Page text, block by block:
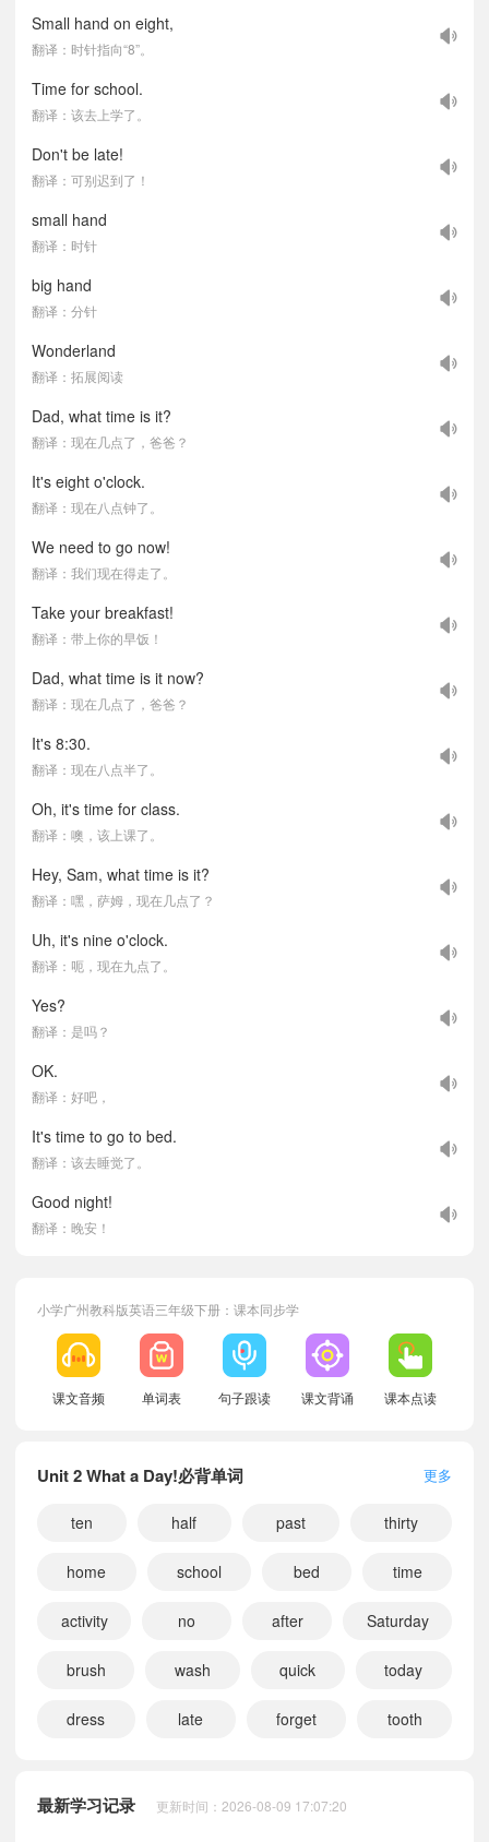
Small hand on eight,
翻译：时针指向“8”。
Time for school.
翻译：该去上学了。
Don't be late!
翻译：可别迟到了！
small hand
翻译：时针
big hand
翻译：分针
Wonderland
翻译：拓展阅读
Dad, what time is it?
翻译：现在几点了，爸爸？
It's eight o'clock.
翻译：现在八点钟了。
We need to go now!
翻译：我们现在得走了。
Take your breakfast!
翻译：带上你的早饭！
Dad, what time is it now?
翻译：现在几点了，爸爸？
It's 8:30.
翻译：现在八点半了。
Oh, it's time for class.
翻译：噢，该上课了。
Hey, Sam, what time is it?
翻译：嘿，萨姆，现在几点了？
Uh, it's nine o'clock.
翻译：呃，现在九点了。
Yes?
翻译：是吗？
OK.
翻译：好吧，
It's time to go to bed.
翻译：该去睡觉了。
Good night!
翻译：晚安！
小学广州教科版英语三年级下册：课本同步学
课文音频 单词表 句子跟读 课文背诵 课本点读
Unit 2 What a Day!必背单词 更多
ten half past thirty
home school bed time
activity no after Saturday
brush wash quick today
dress late forget tooth
最新学习记录 更新时间：2026-08-09 17:07:20
小宝716426
小宝337148
正在学习